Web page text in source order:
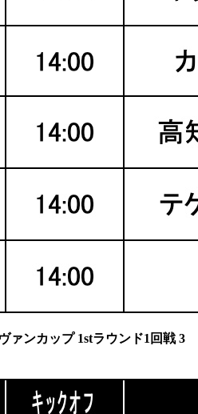
ァンカップ 1stラウンド1回戦 3